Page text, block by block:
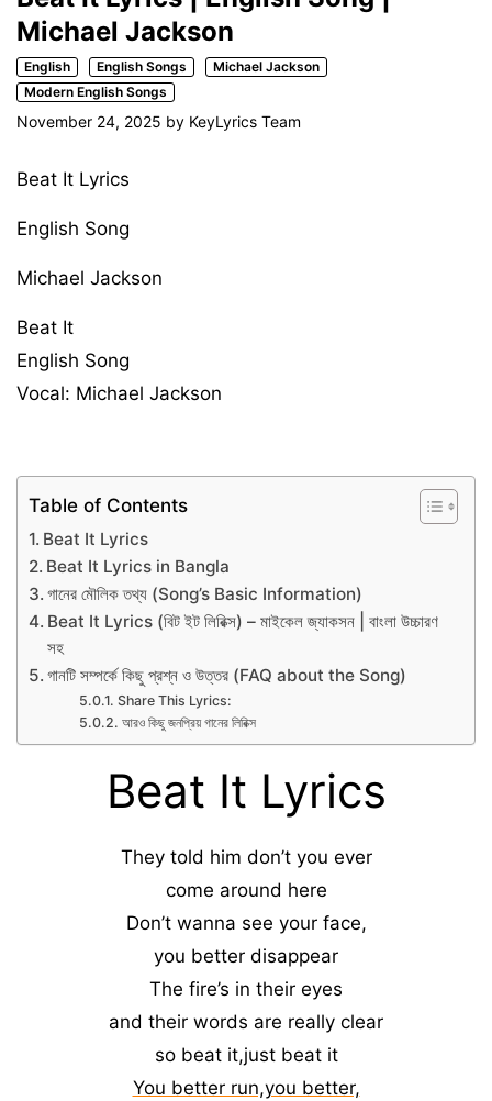
Michael Jackson
English English Songs
Michael Jackson
Modern English Songs
November 24, 2025 by KeyLyrics Team
Beat It Lyrics
English Song
Michael Jackson
Beat It
English Song
Vocal: Michael Jackson
Table of Contents
Beat It Lyrics
Beat It Lyrics in Bangla
গানের মৌলিক তথ্য (Song’s Basic Information)
Beat It Lyrics (বিট ইট লিরিক্স) – মাইকেল জ্যাকসন | বাংলা উচ্চারণ
সহ
গানটি সম্পর্কে কিছু প্রশ্ন ও উত্তর (FAQ about the Song)
Share This Lyrics:
আরও কিছু জনপ্রিয় গানের লিরিক্স
Beat It Lyrics
They told him don’t you ever
come around here
Don’t wanna see your face,
you better disappear
The fire’s in their eyes
and their words are really clear
so beat it,just beat it
You better run,you better,